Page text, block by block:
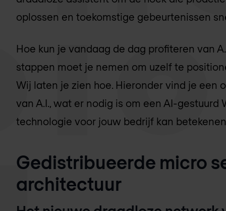
oplossen en toekomstige gebeurtenissen
Hoe kun je vandaag de dag profiteren van
stappen moet je nemen om uzelf te
Wij laten je zien hoe. Hieronder vind je een
van A.I., wat er nodig is om een AI-
technologie voor jouw bedrijf kan
Gedistribueerde micro
architectuur